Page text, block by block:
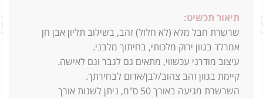
תיאור תכשיט:
שרשרת חבל מלא (לא חלול) זהב, בשילוב תליון אבן חן
אמרלד בגוון ירוק מלכותי, בחיתוך מלבני.
עיצוב מודרני עכשווי, מתאים גם לגבר וגם לאישה.
קיימת בגוון זהב צהוב/לבן/אדום לבחירתך.
השרשרת מגיעה באורך 50 ס"מ, ניתן לשנות אורך